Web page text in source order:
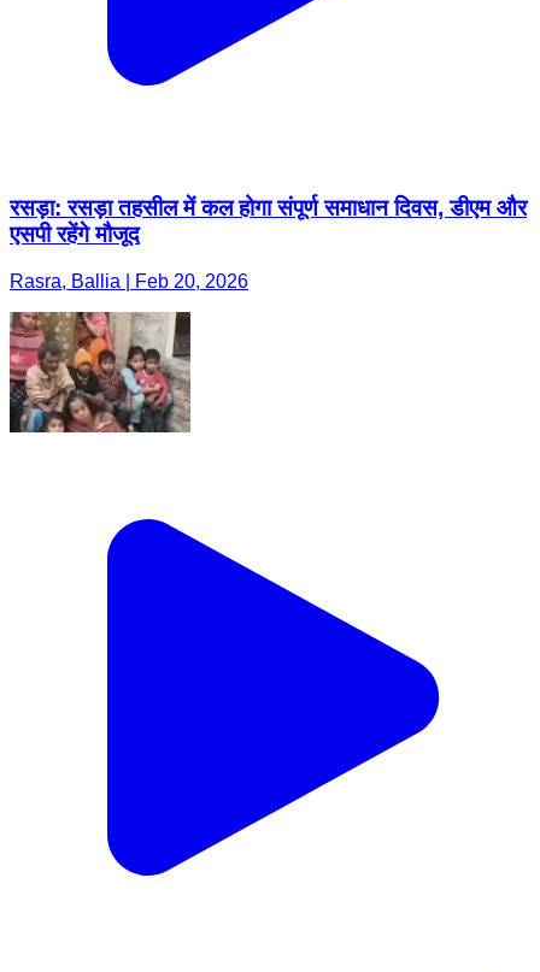
रसड़ा: रसड़ा तहसील में कल होगा संपूर्ण समाधान दिवस, डीएम और
एसपी रहेंगे मौजूद
Rasra, Ballia | Feb 20, 2026